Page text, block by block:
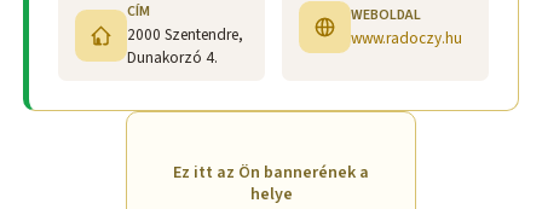
CÍM
2000 Szentendre,
Dunakorzó 4.
WEBOLDAL
www.radoczy.hu
Ez itt az Ön bannerének a
helye